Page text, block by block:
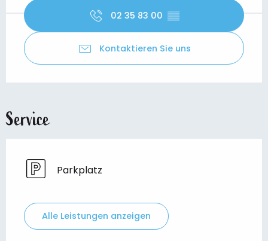
02 35 83 00 ▒▒
Kontaktieren Sie uns
Service
Parkplatz
Alle Leistungen anzeigen